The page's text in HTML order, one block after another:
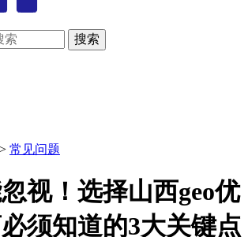
> 常见问题
视！选择山西geo优
须知道的3大关键点